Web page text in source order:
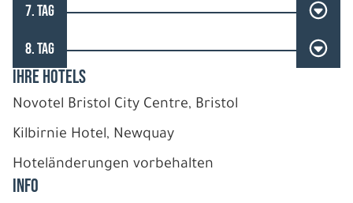
7. TAG
8. TAG
IHRE HOTELS
Novotel Bristol City Centre, Bristol
Kilbirnie Hotel, Newquay
Hoteländerungen vorbehalten
INFO